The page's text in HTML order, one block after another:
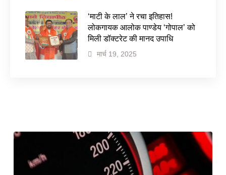
‘माटी के लाल’ ने रचा इतिहास!
लोकगायक आलोक पाण्डेय ‘गोपाल’ को
मिली डॉक्टरेट की मानद उपाधि
मार्च 19, 2025